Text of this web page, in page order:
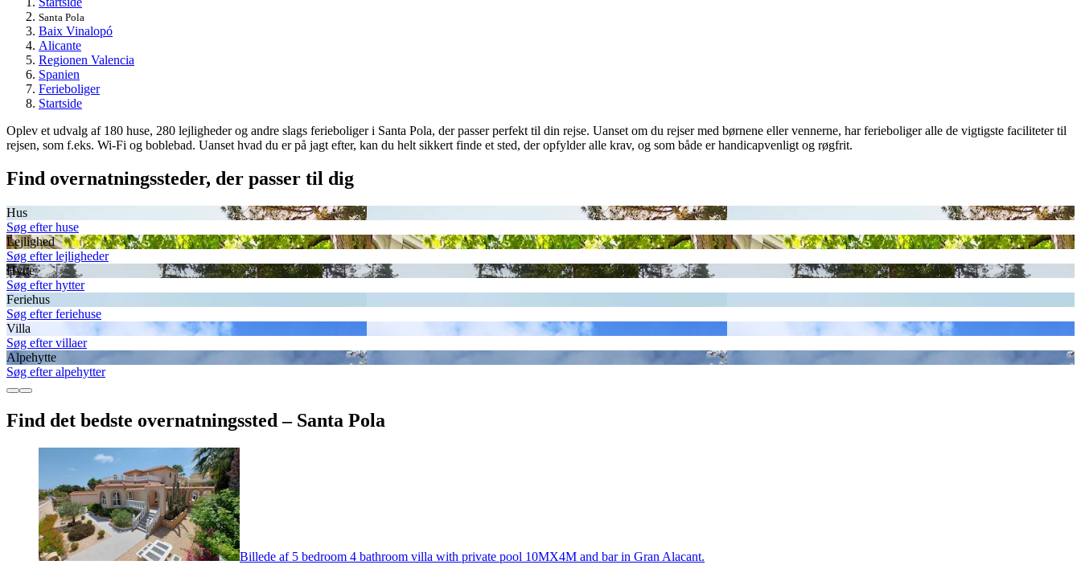
Santa Pola
Baix Vinalopó
Alicante
Regionen Valencia
Spanien
Ferieboliger
Startside
Oplev et udvalg af 180 huse, 280 lejligheder og andre slags ferieboliger i Santa Pola, der passer perfekt til din rejse. Uanset om du rejser med børnene eller vennerne, har ferieboliger alle de vigtigste faciliteter til
rejsen, som f.eks. Wi-Fi og boblebad. Uanset hvad du er på jagt efter, kan du helt sikkert finde et sted, der opfylder alle krav, og som både er handicapvenligt og røgfrit.
Find overnatningssteder, der passer til dig
Hus
Søg efter huse
Lejlighed
Søg efter lejligheder
Hytte
Søg efter hytter
Feriehus
Søg efter feriehuse
Villa
Søg efter villaer
Alpehytte
Søg efter alpehytter
Find det bedste overnatningssted – Santa Pola
Billede af 5 bedroom 4 bathroom villa with private pool 10MX4M and bar in Gran Alacant.